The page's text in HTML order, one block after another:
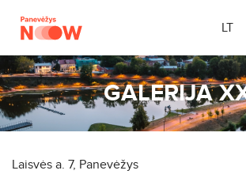
GALERIJA
Laisvės a. 7, Panevėžys